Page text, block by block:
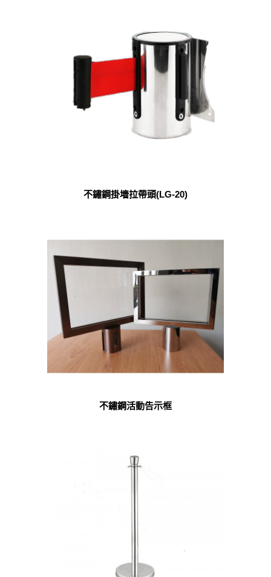
不鏽鋼掛墻拉帶頭(LG-20)
不鏽鋼活動告示框